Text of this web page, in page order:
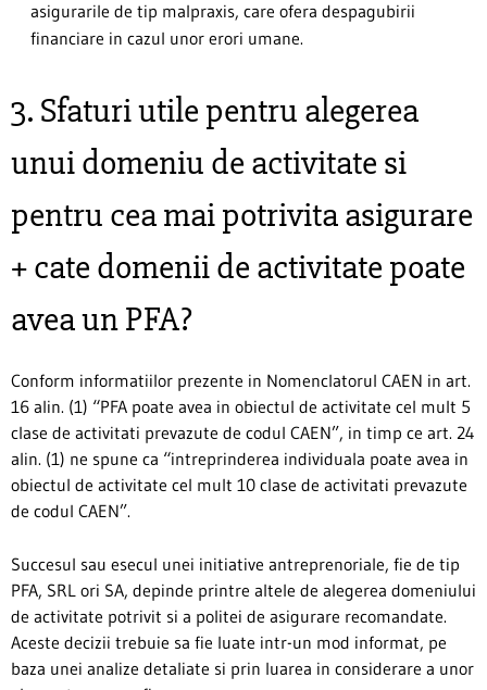
asigurarile de tip malpraxis, care ofera despagubirii
financiare in cazul unor erori umane.
3. Sfaturi utile pentru alegerea
unui domeniu de activitate si
pentru cea mai potrivita asigurare
+ cate domenii de activitate poate
avea un PFA?
Conform informatiilor prezente in Nomenclatorul CAEN in art.
16 alin. (1) “PFA poate avea in obiectul de activitate cel mult 5
clase de activitati prevazute de codul CAEN”, in timp ce art. 24
alin. (1) ne spune ca “intreprinderea individuala poate avea in
obiectul de activitate cel mult 10 clase de activitati prevazute
de codul CAEN”.
Succesul sau esecul unei initiative antreprenoriale, fie de tip
PFA, SRL ori SA, depinde printre altele de alegerea domeniului
de activitate potrivit si a politei de asigurare recomandate.
Aceste decizii trebuie sa fie luate intr-un mod informat, pe
baza unei analize detaliate si prin luarea in considerare a unor